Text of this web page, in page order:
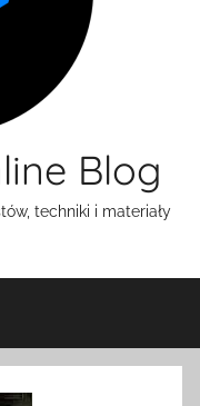
Blog
techniki i materiały